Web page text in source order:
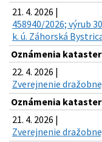
21. 4. 2026 |
458940/2026; výrub
k. ú. Záhorská
Oznámenia
22. 4. 2026 |
Zverejnenie
Oznámenia
21. 4. 2026 |
Zverejnenie